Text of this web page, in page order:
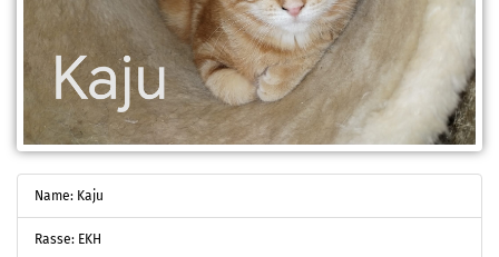
Name: Kaju
Rasse: EKH